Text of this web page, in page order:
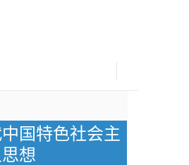
国特色社会主
想